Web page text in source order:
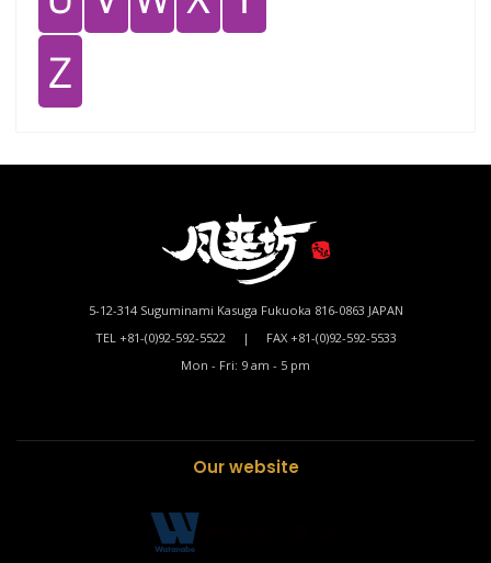
Ｚ
5-12-314 Suguminami Kasuga Fukuoka 816-0863 JAPAN
TEL +81-(0)92-592-5522 | FAX +81-(0)92-592-5533
Mon - Fri: 9 am - 5 pm
Our website